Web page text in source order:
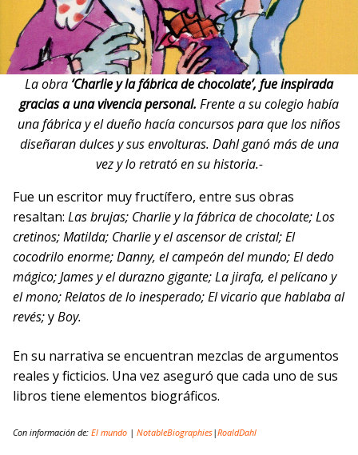
La obra ‘Charlie y la fábrica de chocolate’, fue inspirada
gracias a una vivencia personal. Frente a su colegio había
una fábrica y el dueño hacía concursos para que los niños
diseñaran dulces y sus envolturas. Dahl ganó más de una
vez y lo retrató en su historia.-
Fue un escritor muy fructífero, entre sus obras
resaltan: Las brujas; Charlie y la fábrica de chocolate; Los
cretinos; Matilda; Charlie y el ascensor de cristal; El
cocodrilo enorme; Danny, el campeón del mundo; El dedo
mágico; James y el durazno gigante; La jirafa, el pelícano y
el mono; Relatos de lo inesperado; El vicario que hablaba al
revés;yBoy.
En su narrativa se encuentran mezclas de argumentos
reales y ficticios. Una vez aseguró que cada uno de sus
libros tiene elementos biográficos.
Con información de: El mundo | NotableBiographies|RoaldDahl